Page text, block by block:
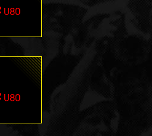
U80
U80